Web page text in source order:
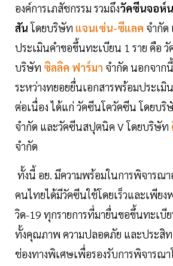
องค์การเภสัชกรรม รวมถึงวัคซีนจอห์
สันโดยบริษัท แจนเซ่น-ซีแลค จำกัด
ประเมินคำขอขึ้นทะเบียน 1 ราย คือ
บริษัท ซิลลิค ฟาร์มา จำกัด นอกจาก
ระหว่างทยอยยื่นเอกสารพร้อมประเ
ต่อเนื่อง ได้แก่ วัคซีนโควัคซีน โดยบริ
จำกัด และวัคซีนสปุตนิค V โดยบริษัท
จำกัด
ทั้งนี้ อย. มีความพร้อมในการพิจารณ
คนไทยได้มีวัคซีนใช้โดยเร็วและเพียง
วิด-19 ทุกรายการที่มายื่นขอขึ้นทะเบี
ทั้งคุณภาพ ความปลอดภัย และประสิ
ช่องทางพิเศษเพื่อรองรับการพิจารณา